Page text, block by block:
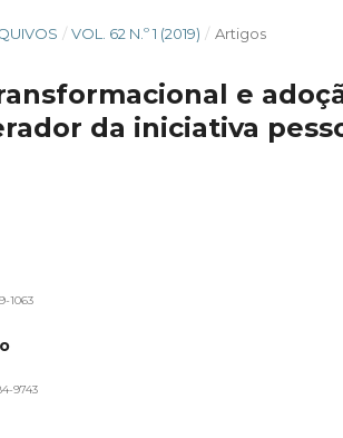
/ VOL. 62 N.º 1 (2019) / Artigos
e
da iniciativa
1063
9743